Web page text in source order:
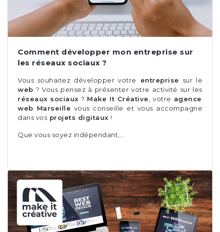
Comment développer mon entreprise sur
les réseaux sociaux ?
Vous souhaitez développer votre entreprise
sur le
web ? Vous pensez à présenter votre activité sur les
réseaux sociaux ? Make It Créative , votre agence
web Marseille vous conseille et vous accompagne
dans vos projets digitaux !
Que vous soyez indépendant,…